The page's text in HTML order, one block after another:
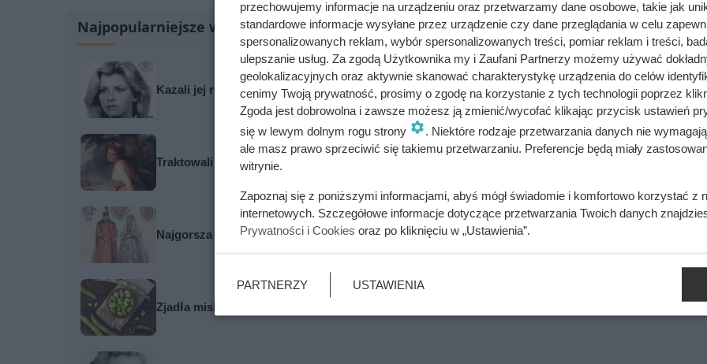
Najpopularniejsze w tej chwili
Kazali jej rozbierać się w niemal każdym filmie. Przekleństwo polskiej seksbomby lat 80.
Traktowali ją jak zabawkę i przekazywali z rąk do rąk. Niewiarygodne losy słynnej skandalistki
Najgorsza noc poślubna w dziejach Wawelu. Batory zrobił to tylko trzy razy
Zjadła miskę ugotowanego bobu. Oto co po kilku godzinach stało się z jej poziomem cukru i
przechowujemy informacje na urządzeniu oraz przetwarzamy dane osobowe, takie jak
standardowe informacje wysyłane przez urządzenie czy dane przeglądania w celu
spersonalizowanych reklam, wybór spersonalizowanych treści, pomiar reklam i treści,
ulepszanie usług. Za zgodą Użytkownika my i Zaufani Partnerzy możemy używać
geolokalizacyjnych oraz aktywnie skanować charakterystykę urządzenia do celów
cenimy Twoją prywatność, prosimy o zgodę na korzystanie z tych technologii poprzez
Zgoda jest dobrowolna i zawsze możesz ją zmienić/wycofać klikając przycisk ustawień
się w lewym dolnym rogu strony
. Niektóre rodzaje przetwarzania danych nie
ale masz prawo sprzeciwić się takiemu przetwarzaniu. Preferencje będą miały
witrynie.
Zapoznaj się z poniższymi informacjami, abyś mógł świadomie i komfortowo korzystać z
internetowych. Szczegółowe informacje dotyczące przetwarzania Twoich danych
Prywatności i Cookies oraz po kliknięciu w „Ustawienia”.
PARTNERZY USTAWIENIA